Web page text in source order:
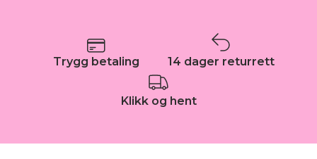
Trygg betaling 14 dager returrett
Klikk og hent